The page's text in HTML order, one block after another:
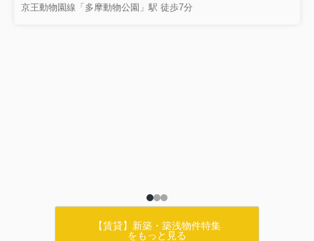
京王動物園線「多摩動物公園」駅 徒歩7分
【賃貸】新築・築浅物件特集
をもっと見る